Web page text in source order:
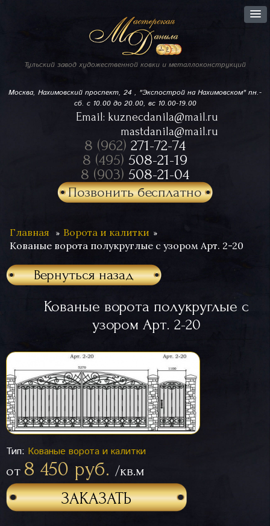
Тульский завод художественной ковки и металлоконструкций
Москва, Нахимовский проспект, 24 , "Экспострой на Нахимовском"пн.-
сб. с 10.00 до 20.00, вс 10.00-19.00
Email: kuznecdanila@mail.ru
mastdanila@mail.ru
8 (962) 271-72-74
8 (495) 508-21-19
8 (903) 508-21-04
Позвонить бесплатно
Главная
Ворота и калитки
Кованые ворота полукруглые с узором Арт. 2-20
Вернуться назад
Кованые ворота полукруглые с
узором Арт. 2-20
Тип: Кованые ворота и калитки
от 8 450 руб. /кв.м
ЗАКАЗАТЬ